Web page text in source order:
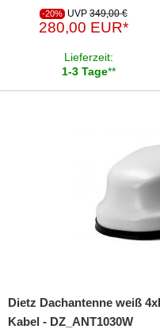
-20% UVP 349,00 €
280,00 EUR*
Lieferzeit:
1-3 Tage**
Dietz Dachantenne weiß
Kabel - DZ_ANT1030W